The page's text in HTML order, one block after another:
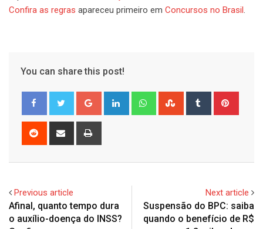
Confira as regras apareceu primeiro em Concursos no Brasil .
You can share this post!
Google+ LinkedIn WhatsappStumbleUpon
Tumblr
Reddit
Share
Previous article
Afinal, quanto tempo dura
o auxílio-doença do INSS?
Next article
Suspensão do BPC: saiba
quando o benefício de R$